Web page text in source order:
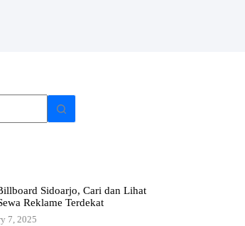
Sidoarjo, Cari dan Lihat
Reklame Terdekat
7, 2025